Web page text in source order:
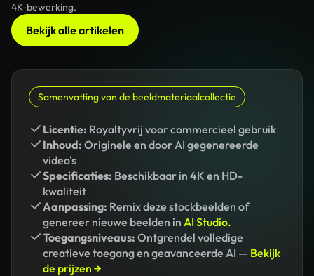
4K-bewerking.
Bekijk alle artikelen
Samenvatting van de beeldmateriaalcollectie
Licentie: Royaltyvrij voor commercieel gebruik
Inhoud: Originele en door AI gegenereerde
video's
Specificaties: Beschikbaar in 4K en HD-
kwaliteit
Aanpassing: Remix deze stockbeelden of
genereer nieuwe beelden in AI Studio.
Toegangsniveaus: Ontgrendel volledige
creatieve toegang en geavanceerde AI — Bekijk
de prijzen →